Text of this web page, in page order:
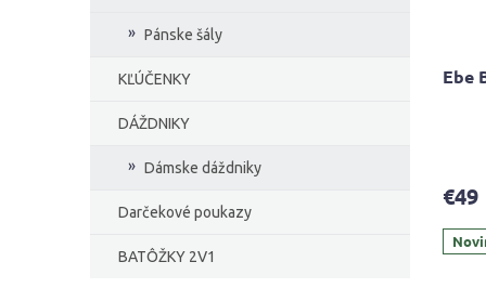
Pánske šály
KĽÚČENKY
DÁŽDNIKY
Dámske dáždniky
Darčekové poukazy
BATÔŽKY 2V1
Ebe
je
€49